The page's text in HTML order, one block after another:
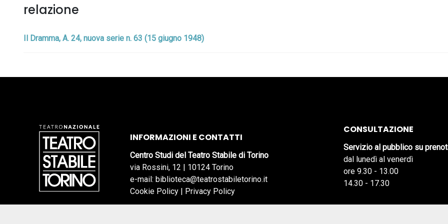
relazione
Il Dramma, A. 24, nuova serie n. 63 (15 giugno 1948)
INFORMAZIONI E CONTATTI
Centro Studi del Teatro Stabile di Torino
via Rossini, 12 | 10124 Torino
e-mail: biblioteca@teatrostabiletorino.it
Cookie Policy | Privacy Policy
CONSULTAZIONE
Servizio al pubblico su
dal lunedì al venerdì
ore 9.30 - 13.00
14.30 - 17.30